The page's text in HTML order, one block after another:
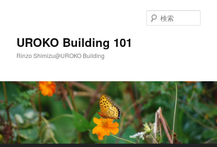
へ
移
動
移
動
UROKO Building 101
Rinzo Shimizu@UROKO Building
索